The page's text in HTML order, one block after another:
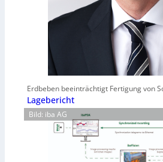
Erdbeben beeinträchtigt Fertigung von
Lagebericht
Bild: iba AG